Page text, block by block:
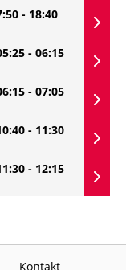
- 18:40
- 06:15
- 07:05
- 11:30
- 12:15
Kontakt